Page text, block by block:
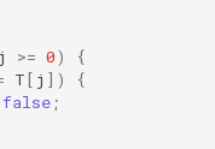
j >= 0)
{
T[ j ])
{
false ;